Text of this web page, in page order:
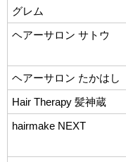
グレム
ヘアーサロン サトウ
ヘアーサロン たかはし
Hair Therapy 髪神蔵
hairmake NEXT